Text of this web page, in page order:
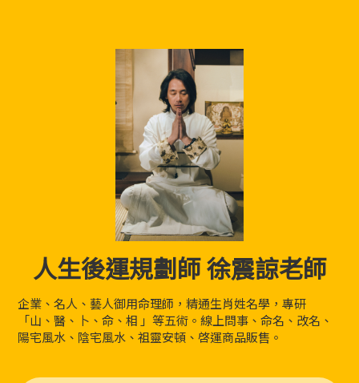
人生後運規劃師 徐震諒老師
企業、名人、藝人御用命理師，精通生肖姓名學，專研
「山、醫、卜、命、相 」等五術。線上問事、命名、改名、
陽宅風水、陰宅風水、祖靈安頓、啓運商品販售。